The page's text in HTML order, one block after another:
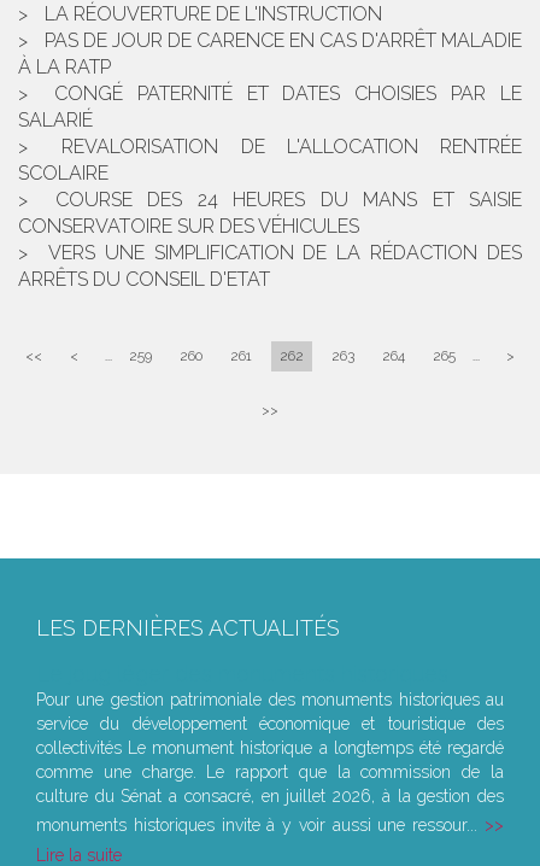
LA RÉOUVERTURE DE L'INSTRUCTION
PAS DE JOUR DE CARENCE EN CAS D'ARRÊT MALADIE
À LA RATP
CONGÉ PATERNITÉ ET DATES CHOISIES PAR LE
SALARIÉ
REVALORISATION DE L'ALLOCATION RENTRÉE
SCOLAIRE
COURSE DES 24 HEURES DU MANS ET SAISIE
CONSERVATOIRE SUR DES VÉHICULES
VERS UNE SIMPLIFICATION DE LA RÉDACTION DES
ARRÊTS DU CONSEIL D'ETAT
<< < ... 259 260 261 262 263 264 265 ... >
>>
LES DERNIÈRES ACTUALITÉS
Pour une gestion patrimoniale des monuments historiques au
service du développement économique et touristique des
collectivités Le monument historique a longtemps été regardé
comme une charge. Le rapport que la commission de la
culture du Sénat a consacré, en juillet 2026, à la gestion des
monuments historiques invite à y voir aussi une ressour...
Lire la suite